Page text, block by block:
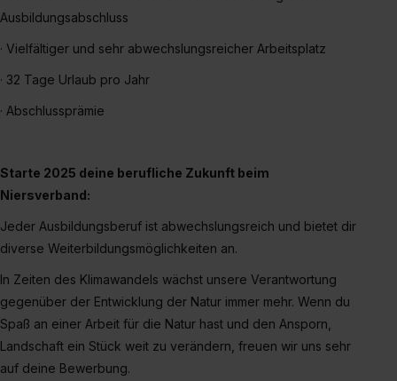
S. 1 lit. a) DS-GVO). Die USA verfügen über kein
II). Du kannst die von dir erteilte Einwilligung jederzeit mit
Wirkung für die Zukunft ganz oder teilweise über unsere
Datenschutzerklärung unter dem Punkt „Datenschutz-
zeigen“. Weitere Informationen:Datenschutzerklärung
Impressum
Ausbildungsabschluss
· Vielfältiger und sehr abwechslungsreicher Arbeitsplatz
· 32 Tage Urlaub pro Jahr
· Abschlussprämie
Starte 2025 deine berufliche Zukunft beim
Niersverband:
Jeder Ausbildungsberuf ist abwechslungsreich und bietet dir
diverse Weiterbildungsmöglichkeiten an.
In Zeiten des Klimawandels wächst unsere Verantwortung
gegenüber der Entwicklung der Natur immer mehr. Wenn du
Spaß an einer Arbeit für die Natur hast und den Ansporn,
Landschaft ein Stück weit zu verändern, freuen wir uns sehr
auf deine Bewerbung.